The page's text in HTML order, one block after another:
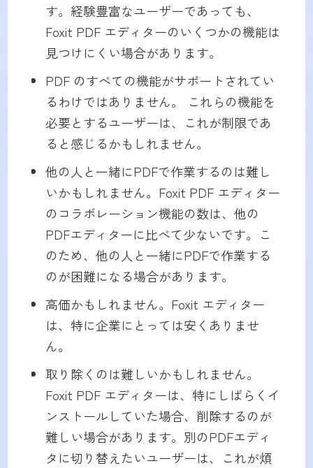
す。経験豊富なユーザーであっても、
Foxit PDF エディターのいくつかの機能は
見つけにくい場合があります。
PDF のすべての機能がサポートされてい
るわけではありません。 これらの機能を
必要とするユーザーは、これが制限であ
ると感じるかもしれません。
他の人と一緒にPDFで作業するのは難し
いかもしれません。Foxit PDF エディター
のコラボレーション機能の数は、他の
PDFエディターに比べて少ないです。こ
のため、他の人と一緒にPDFで作業する
のが困難になる場合があります。
高価かもしれません。Foxit エディター
は、特に企業にとっては安くありませ
ん。
取り除くのは難しいかもしれません。
Foxit PDF エディターは、特にしばらくイ
ンストールしていた場合、削除するのが
難しい場合があります。別のPDFエディ
タに切り替えたいユーザーは、これが煩